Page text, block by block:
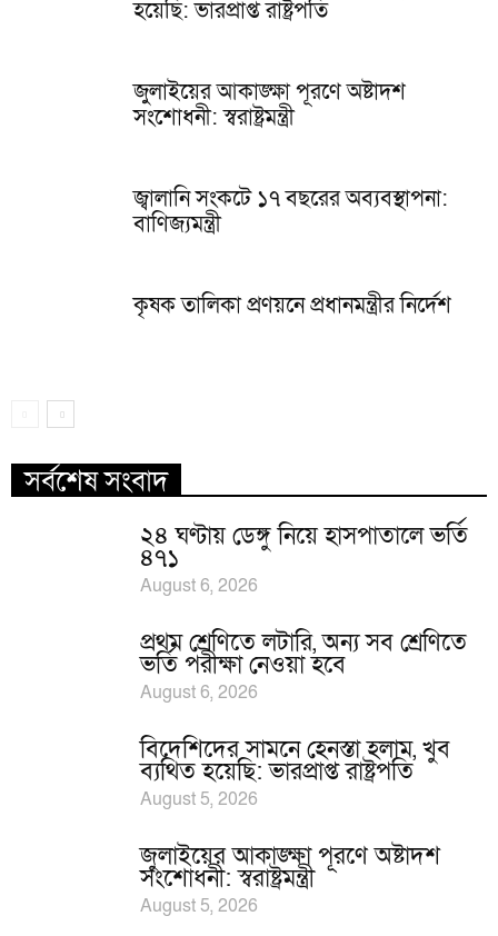
হয়েছি: ভারপ্রাপ্ত রাষ্ট্রপতি
জুলাইয়ের আকাঙ্ক্ষা পূরণে অষ্টাদশ
সংশোধনী: স্বরাষ্ট্রমন্ত্রী
জ্বালানি সংকটে ১৭ বছরের অব্যবস্থাপনা:
বাণিজ্যমন্ত্রী
কৃষক তালিকা প্রণয়নে প্রধানমন্ত্রীর নির্দেশ
সর্বশেষ সংবাদ
২৪ ঘণ্টায় ডেঙ্গু নিয়ে হাসপাতালে ভর্তি
৪৭১
August 6, 2026
প্রথম শ্রেণিতে লটারি, অন্য সব শ্রেণিতে
ভর্তি পরীক্ষা নেওয়া হবে
August 6, 2026
বিদেশিদের সামনে হেনস্তা হলাম, খুব
ব্যথিত হয়েছি: ভারপ্রাপ্ত রাষ্ট্রপতি
August 5, 2026
জুলাইয়ের আকাঙ্ক্ষা পূরণে অষ্টাদশ
সংশোধনী: স্বরাষ্ট্রমন্ত্রী
August 5, 2026